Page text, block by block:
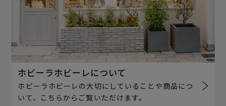
ホビーラホビーレについて
ホビーラホビーレの大切にしていることや商品につ
いて、こちらからご覧いただけます。